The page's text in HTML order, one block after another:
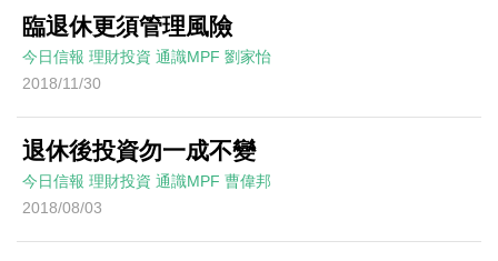
臨退休更須管理風險
今日信報 理財投資 通識MPF 劉家怡
2018/11/30
退休後投資勿一成不變
今日信報 理財投資 通識MPF 曹偉邦
2018/08/03